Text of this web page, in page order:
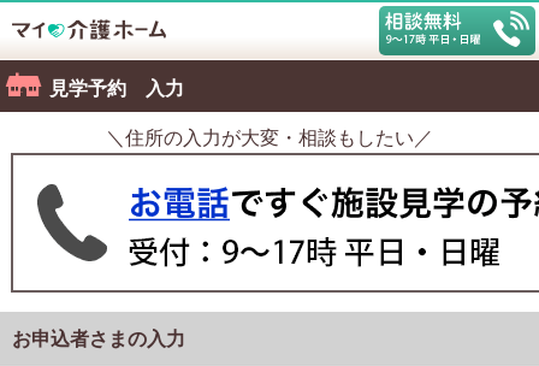
見学予約 入力
＼住所の入力が大変・相談もしたい／
お申込者さまの入力